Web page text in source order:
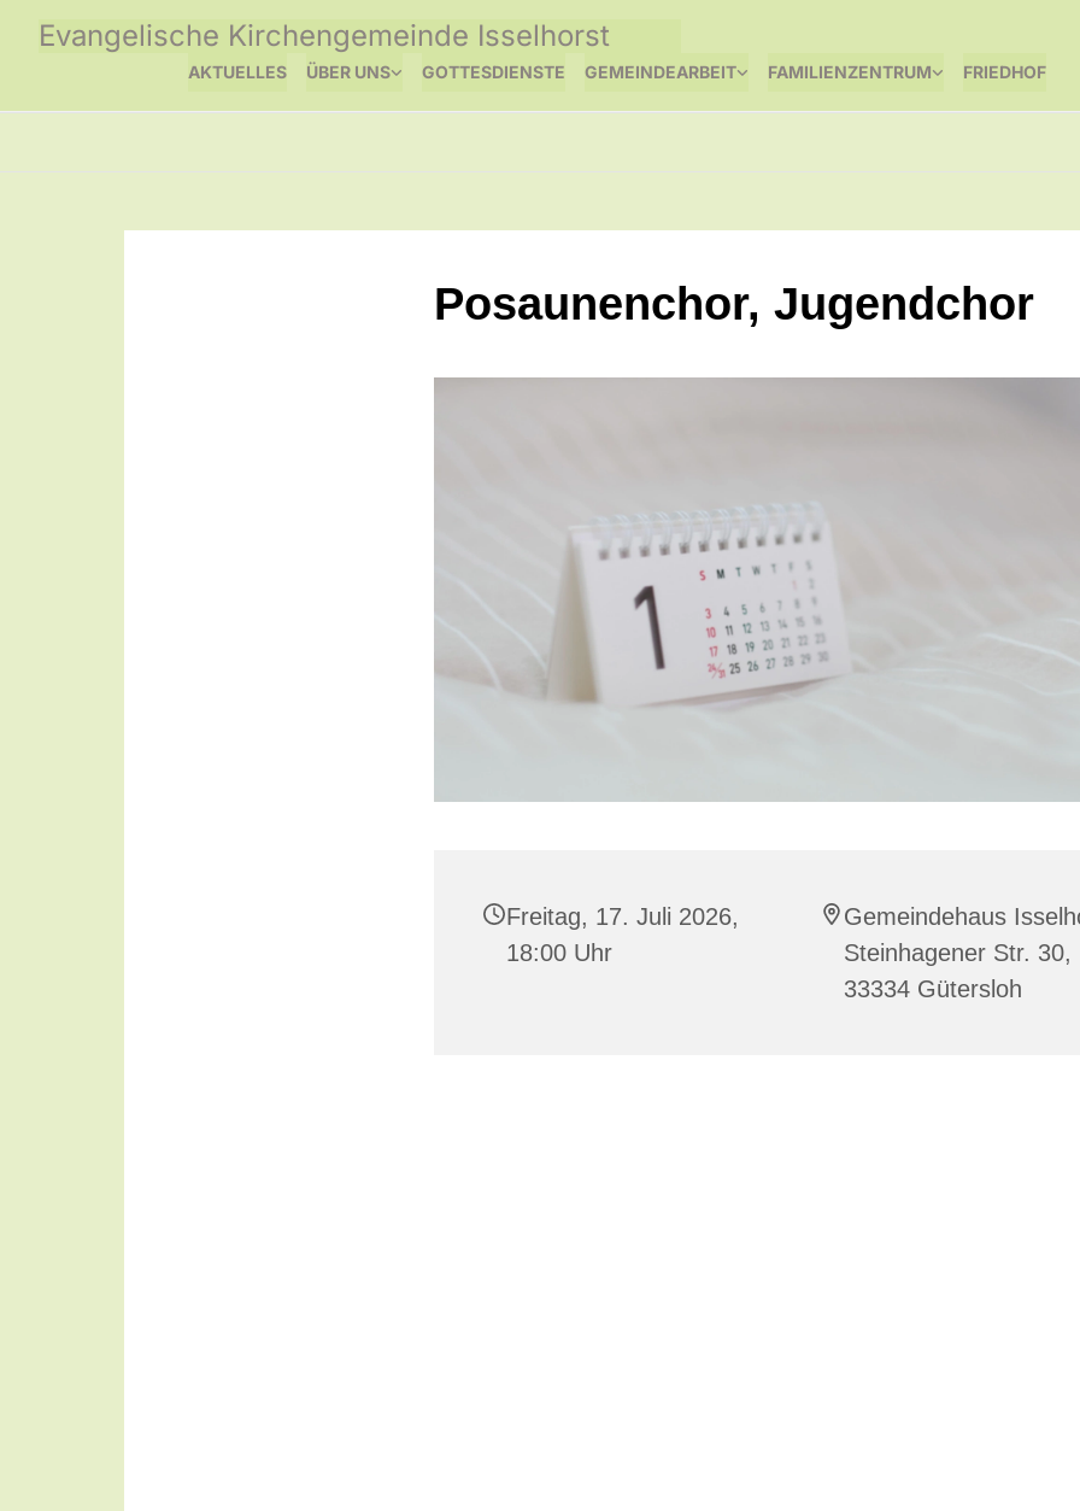
Evangelische Kirchengemeinde Isselhorst
AKTUELLES ÜBER UNS GOTTESDIENSTE GEMEINDEARBEIT FAMILIENZENTRUM FRIEDHOF
Posaunenchor, Jugendchor
Freitag, 17. Juli 2026,
18:00 Uhr
Gemeindehaus
Steinhagener Str. 30,
33334 Gütersloh